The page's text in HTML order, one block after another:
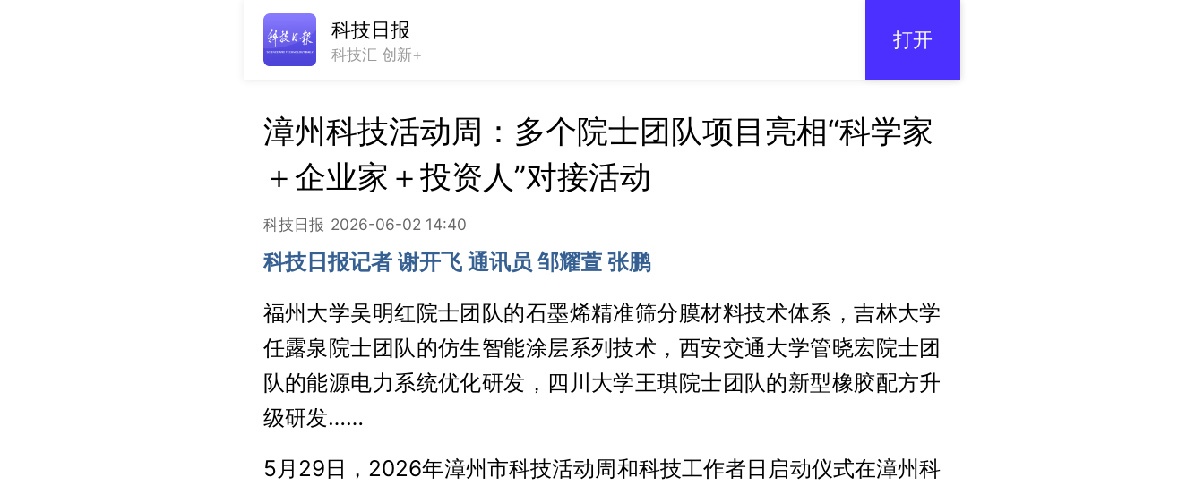
科技日报
科技汇 创新+
打开
漳州科技活动周：多个院士团队项目亮相“科学家
＋企业家＋投资人”对接活动
科技日报 2026-06-02 14:40
科技日报记者 谢开飞 通讯员 邹耀萱 张鹏
福州大学吴明红院士团队的石墨烯精准筛分膜材料技术体系，吉林大学
任露泉院士团队的仿生智能涂层系列技术，西安交通大学管晓宏院士团
队的能源电力系统优化研发，四川大学王琪院士团队的新型橡胶配方升
级研发……
5月29日，2026年漳州市科技活动周和科技工作者日启动仪式在漳州科